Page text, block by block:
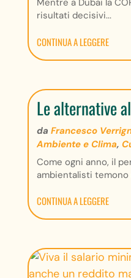
Mentre a Dubai la
risultati decisivi...
CONTINUA A LEGGERE
Le alternative
da Francesco
Ambiente e Clima,
Come ogni anno, il
ambientalisti temono
CONTINUA A LEGGERE